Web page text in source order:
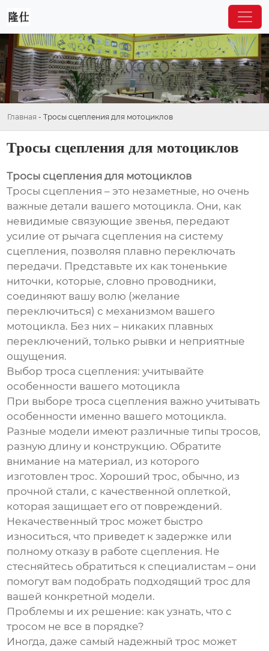
Главная - Тросы сцепления для мотоциклов
Тросы сцепления для мотоциклов
Тросы сцепления для мотоциклов
Тросы сцепления – это незаметные, но очень
важные детали вашего мотоцикла. Они, как
невидимые связующие звенья, передают
усилие от рычага сцепления на систему
сцепления, позволяя плавно переключать
передачи. Представьте их как тоненькие
ниточки, которые, словно проводники,
соединяют вашу волю (желание
переключиться) с механизмом вашего
мотоцикла. Без них – никаких плавных
переключений, только рывки и неприятные
ощущения.
Выбор троса сцепления: учитывайте
особенности вашего мотоцикла
При выборе троса сцепления важно учитывать
особенности именно вашего мотоцикла.
Разные модели имеют различные типы тросов,
разную длину и конструкцию. Обратите
внимание на материал, из которого
изготовлен трос. Хороший трос, обычно, из
прочной стали, с качественной оплеткой,
которая защищает его от повреждений.
Некачественный трос может быстро
износиться, что приведет к задержке или
полному отказу в работе сцепления. Не
стесняйтесь обратиться к специалистам – они
помогут вам подобрать подходящий трос для
вашей конкретной модели.
Проблемы и их решение: как узнать, что с
тросом не все в порядке?
Иногда, даже самый надежный трос может